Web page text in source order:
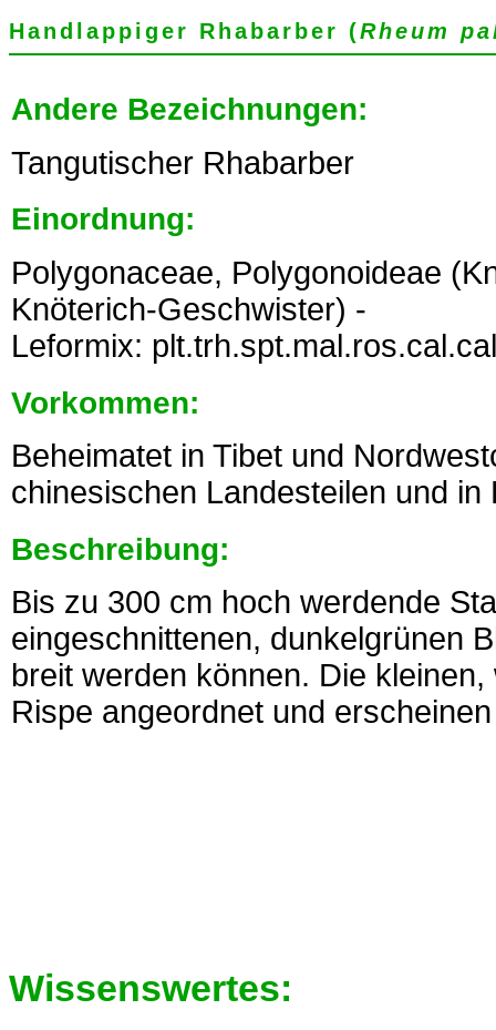
Handlappiger Rhabarber (Rheum
Andere Bezeichnungen:
Tangutischer Rhabarber
Einordnung:
Polygonaceae, Polygonoideae
Knöterich-Geschwister) -
Leformix:
Vorkommen:
Beheimatet in Tibet und
chinesischen Landesteilen und
Beschreibung:
Bis zu 300 cm hoch werdende
eingeschnittenen, dunkelgrünen
breit werden können. Die
Rispe angeordnet und
Wissenswertes: